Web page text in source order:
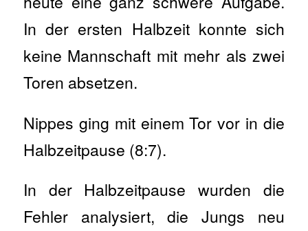
In der ersten Halbzeit konnte sich
keine Mannschaft mit mehr als zwei
Toren absetzen.
Nippes ging mit einem Tor vor in die
Halbzeitpause (8:7).
In der Halbzeitpause wurden die
Fehler analysiert, die Jungs neu